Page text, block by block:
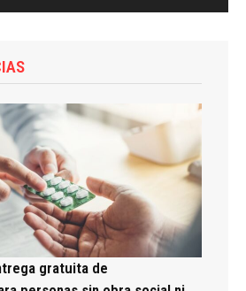
gratuita de